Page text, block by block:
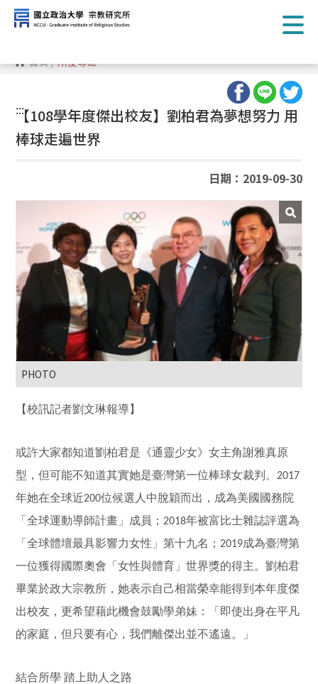
跳
到
主
容 首頁/所友專區
:::
【108學年度傑出校友】劉柏君為夢想努力 用
棒球走遍世界
日期：2019-09-30
PHOTO
【校訊記者劉文琳報導】
或許大家都知道劉柏君是《通靈少女》女主角謝雅真原
型，但可能不知道其實她是臺灣第一位棒球女裁判。 2017
年她在全球近200位候選人中脫穎而出，成為美國國務院
「全球運動導師計畫」成員； 2018年被富比士雜誌評選為
「全球體壇最具影響力女性」第十九名； 2019成為臺灣第
一位獲得國際奧會「女性與體育」世界獎的得主。劉柏君
畢業於政大宗教所，她表示自己相當榮幸能得到本年度傑
出校友，更希望藉此機會鼓勵學弟妹：「即使出身在平凡
的家庭，但只要有心，我們離傑出並不遙遠。」
結合所學 踏上助人之路